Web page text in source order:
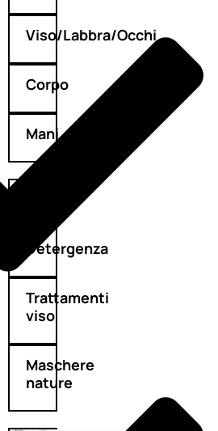
Viso/Labbra/Occhi
Corpo
Mani
Detergenza
Trattamenti
viso
Maschere
nature